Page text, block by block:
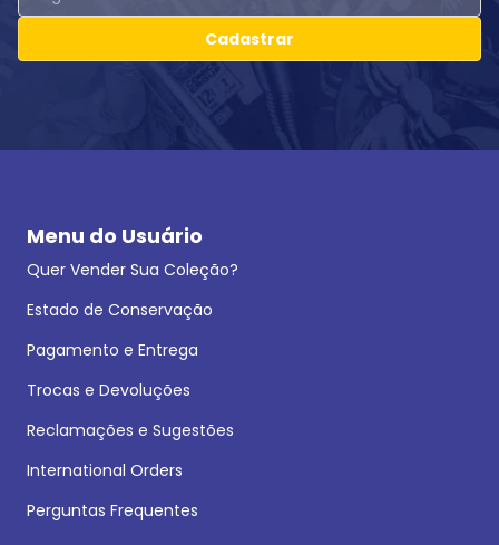
Cadastrar
Menu do Usuário
Quer Vender Sua Coleção?
Estado de Conservação
Pagamento e Entrega
Trocas e Devoluções
Reclamações e Sugestões
International Orders
Perguntas Frequentes